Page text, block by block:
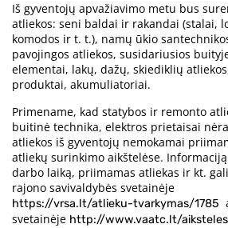
Iš gyventojų apvažiavimo metu bus
atliekos: seni baldai ir rakandai (stalai,
komodos ir t. t.), namų ūkio
pavojingos atliekos, susidariusios
elementai, lakų, dažų, skiediklių
produktai, akumuliatoriai.
Primename, kad statybos ir remonto
buitinė technika, elektros prietaisai
atliekos iš gyventojų nemokamai
atliekų surinkimo aikštelėse.
darbo laiką, priimamas atliekas ir kt.
rajono savivaldybės svetainėje
https://vrsa.lt/atlieku-tvarkymas/1785
svetainėje http://www.vaatc.lt/